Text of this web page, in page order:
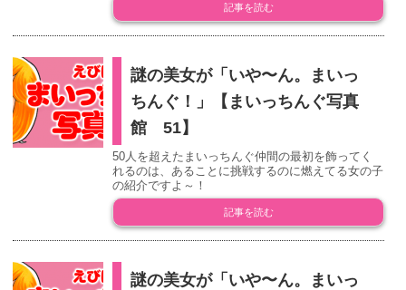
記事を読む
謎の美女が「いや〜ん。まいっ
ちんぐ！」【まいっちんぐ写真
館 51】
50人を超えたまいっちんぐ仲間の最初を飾ってく
れるのは、あることに挑戦するのに燃えてる女の子
の紹介ですよ～！
記事を読む
謎の美女が「いや〜ん。まいっ